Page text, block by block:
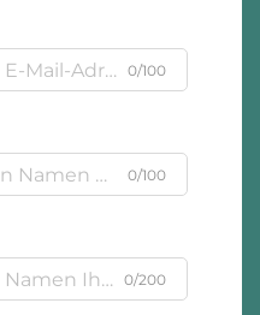
0/100
0/100
0/200